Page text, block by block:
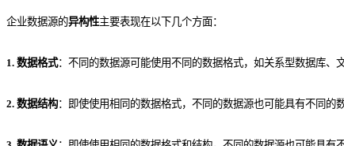
企业数据源的异构性主要表现在以下几个方面：
1. 数据格式：不同的数据源可能使用不同的数据格式，如关系型数据库、
2. 数据结构：即使使用相同的数据格式，不同的数据源也可能具有不同的